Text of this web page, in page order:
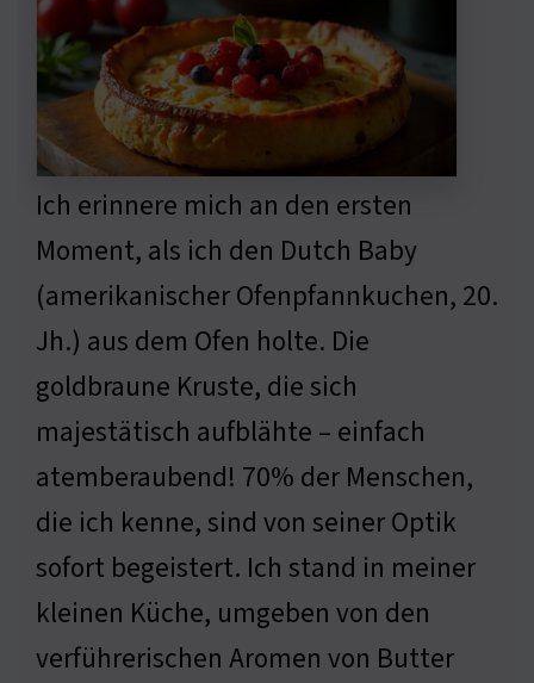
Ich erinnere mich an den ersten
Moment, als ich den Dutch Baby
(amerikanischer Ofenpfannkuchen, 20.
Jh.) aus dem Ofen holte. Die
goldbraune Kruste, die sich
majestätisch aufblähte – einfach
atemberaubend! 70% der Menschen,
die ich kenne, sind von seiner Optik
sofort begeistert. Ich stand in meiner
kleinen Küche, umgeben von den
verführerischen Aromen von Butter